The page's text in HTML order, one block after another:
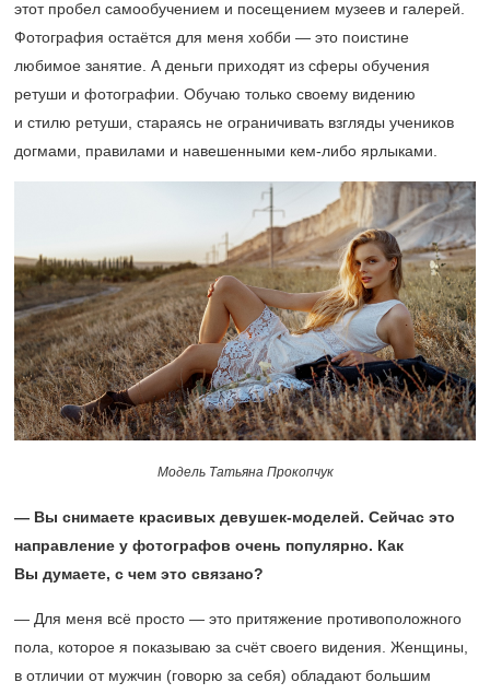
этот пробел самообучением и посещением музеев и галерей.
Фотография остаётся для меня хобби — это поистине
любимое занятие. А деньги приходят из сферы обучения
ретуши и фотографии. Обучаю только своему видению
и стилю ретуши, стараясь не ограничивать взгляды учеников
догмами, правилами и навешенными кем-либо ярлыками.
Модель Татьяна Прокопчук​
— Вы снимаете красивых девушек-моделей. Сейчас это
направление у фотографов очень популярно. Как
Вы думаете, с чем это связано?
— Для меня всё просто — это притяжение противоположного
пола, которое я показываю за счёт своего видения. Женщины,
в отличии от мужчин (говорю за себя) обладают большим